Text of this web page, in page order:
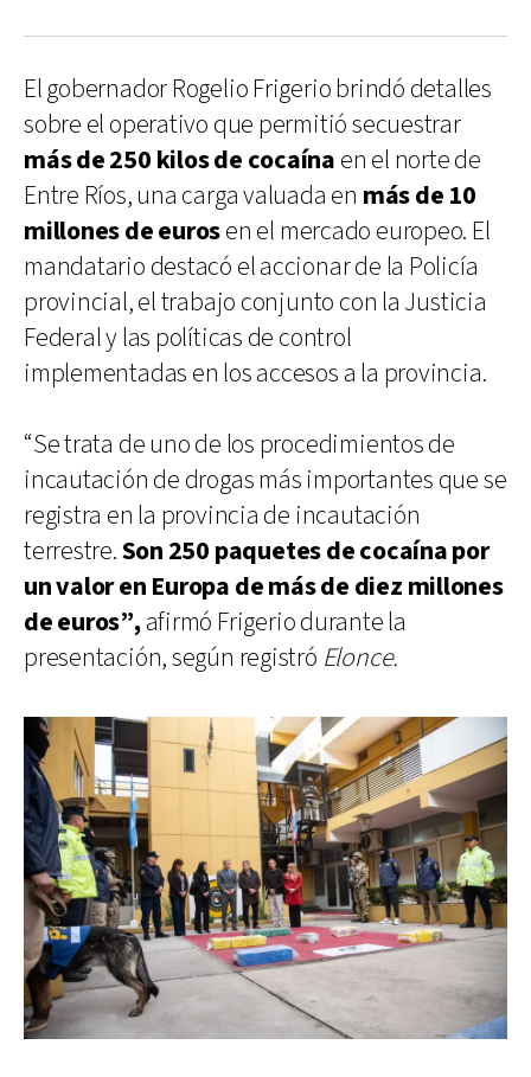
El gobernador Rogelio Frigerio brindó detalles
sobre el operativo que permitió secuestrar
más de 250 kilos de cocaína en el norte de
Entre Ríos, una carga valuada en más de 10
millones de eurosen el mercado europeo. El
mandatario destacó el accionar de la Policía
provincial, el trabajo conjunto con la Justicia
Federal y las políticas de control
implementadas en los accesos a la provincia.
“Se trata de uno de los procedimientos de
incautación de drogas más importantes que se
registra en la provincia de incautación
terrestre.Son 250 paquetes de cocaína por
un valor en Europa de más de diez millones
de euros”,afirmó Frigerio durante la
presentación, según registró Elonce.